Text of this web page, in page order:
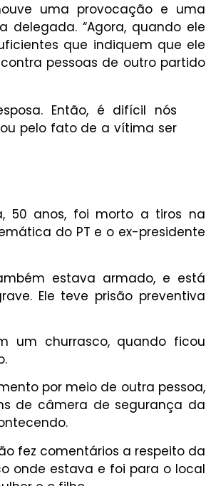
uma provocação e uma
delegada. “Agora, quando ele
que indiquem que ele
pessoas de outro partido
Então, é difícil nós
pelo fato de a vítima ser
50 anos, foi morto a tiros na
do PT e o ex-presidente
estava armado, e está
Ele teve prisão preventiva
um churrasco, quando ficou
por meio de outra pessoa,
de câmera de segurança da
fez comentários a respeito da
onde estava e foi para o local